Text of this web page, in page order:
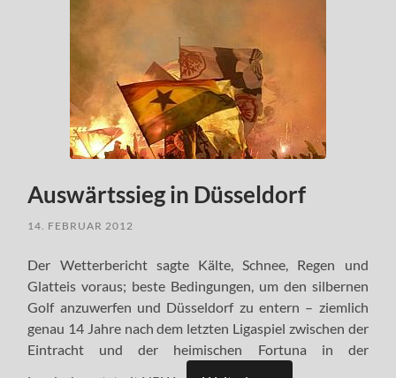
Auswärtssieg in Düsseldorf
14. FEBRUAR 2012
Der Wetterbericht sagte Kälte, Schnee, Regen und
Glatteis voraus; beste Bedingungen, um den silbernen
Golf anzuwerfen und Düsseldorf zu entern – ziemlich
genau 14 Jahre nach dem letzten Ligaspiel zwischen der
Eintracht und der heimischen Fortuna in der